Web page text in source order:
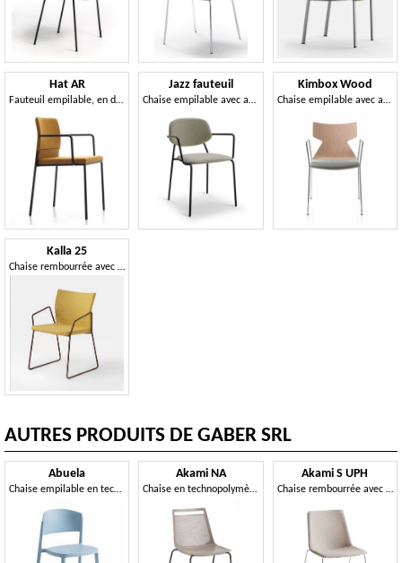
Hat AR
Fauteuil empilable, en différentes couleurs, pour une utilisation du contrat
Jazz fauteuil
Chaise empilable avec accoudoirs, structure en métal
Kimbox Wood
Chaise empilable avec accoudoirs
Kalla 25
Chaise rembourrée avec une forme contemporaine
AUTRES PRODUITS DE GABER SRL
Abuela
Chaise empilable en technopolymère
Akami NA
Chaise en technopolymère avec structure métallique à 4 pieds
Akami S UPH
Chaise rembourrée avec piètement luge en métal